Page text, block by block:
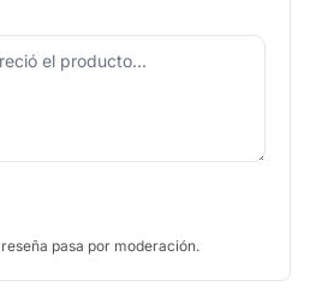
pasa por moderación.